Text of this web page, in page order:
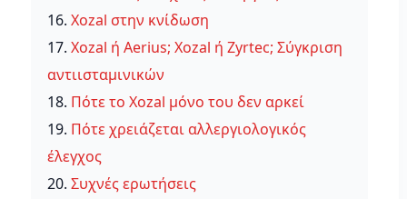
16. Xozal στην κνίδωση
17. Xozal ή Aerius; Xozal ή Zyrtec; Σύγκριση
αντιισταμινικών
18. Πότε το Xozal μόνο του δεν αρκεί
19. Πότε χρειάζεται αλλεργιολογικός
έλεγχος
20. Συχνές ερωτήσεις